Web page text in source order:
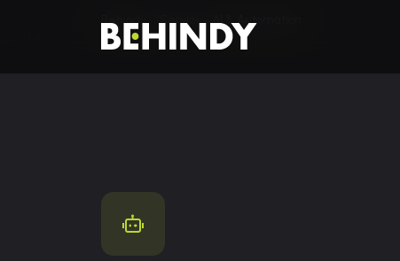
Behindy Servizi AI & Automation